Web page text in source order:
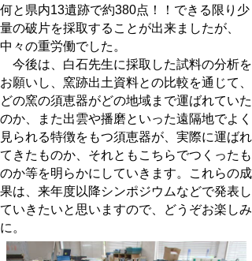
何と県内13遺跡で約380点！！できる限り少
量の破片を採取することが出来ましたが、
中々の重労働でした。
今後は、白石先生に採取した試料の分析を
お願いし、窯跡出土資料との比較を通じて、
どの窯の須恵器がどの地域まで運ばれていた
のか、また出雲や播磨といった遠隔地でよく
見られる特徴をもつ須恵器が、実際に運ばれ
てきたものか、それともこちらでつくったも
のか等を明らかにしていきます。これらの成
果は、来年度以降シンポジウムなどで発表し
ていきたいと思いますので、どうぞお楽しみ
に。